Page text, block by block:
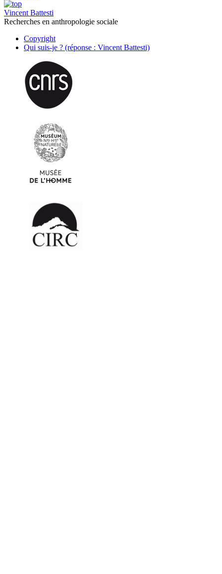
Vincent Battesti
Recherches en anthropologie sociale
Copyright
Qui suis-je ? (réponse : Vincent Battesti)